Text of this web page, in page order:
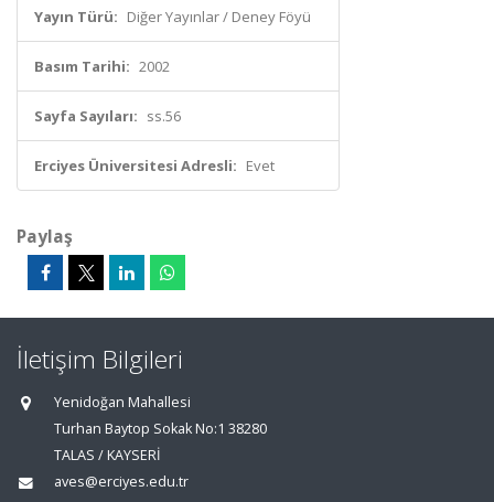
Yayın Türü: Diğer Yayınlar / Deney Föyü
Basım Tarihi: 2002
Sayfa Sayıları: ss.56
Erciyes Üniversitesi Adresli: Evet
Paylaş
İletişim Bilgileri
Yenidoğan Mahallesi
Turhan Baytop Sokak No:1 38280
TALAS / KAYSERİ
aves@erciyes.edu.tr